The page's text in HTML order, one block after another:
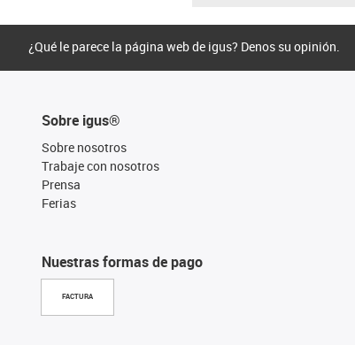
¿Qué le parece la página web de igus? Denos su opinión.
Sobre igus®
Sobre nosotros
Trabaje con nosotros
Prensa
Ferias
Nuestras formas de pago
FACTURA